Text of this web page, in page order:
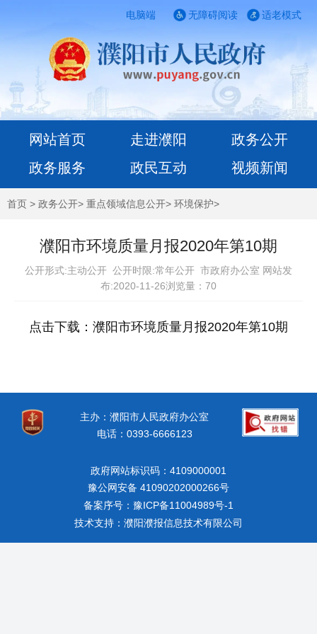
电脑端 适老模式
无障碍阅读
网站首页 走进濮阳
政务公开
政务服务
政民互动 视频新闻
首页 > 政务公开> 重点领域信息公开> 环境保护>
濮阳市环境质量月报2020年第10期
公开形式:主动公开 公开时限:常年公开 市政府办公室 网站发
布:2020-11-26浏览量： 70
点击下载：濮阳市环境质量月报2020年第10期
主办：濮阳市人民政府办公室
电话：0393-6666123
政府网站标识码：4109000001
豫公网安备 41090202000266号
备案序号：豫ICP备11004989号-1
技术支持：濮阳濮报信息技术有限公司